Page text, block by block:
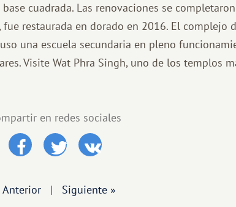
cuadrada. Las renovaciones se
restaurada en dorado en 2016. El complejo
una escuela secundaria en pleno
Visite Wat Phra Singh, uno de los templos
en redes sociales
Anterior | Siguiente »